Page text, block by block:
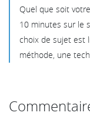
Quel que soit
10 minutes sur le
choix de sujet est
méthode, une